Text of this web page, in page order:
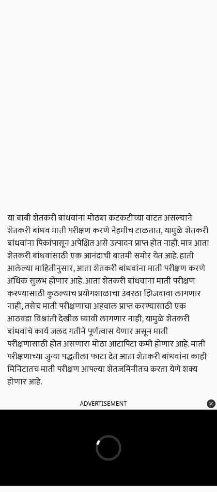
या बाबी शेतकरी बांधवांना मोठ्या कटकटीच्या वाटत असल्याने
शेतकरी बांधव माती परीक्षण करणे नेहमीच टाळतात, यामुळे शेतकरी
बांधवांना पिकांपासून अपेक्षित असे उत्पादन प्राप्त होत नाही. मात्र आता
शेतकरी बांधवांसाठी एक आनंदाची बातमी समोर येत आहे. हाती
आलेल्या माहितीनुसार, आता शेतकरी बांधवांना माती परीक्षण करणे
अधिक सुलभ होणार आहे. आता शेतकरी बांधवांना माती परीक्षण
करण्यासाठी कुठल्याच प्रयोगशाळाचा उंबरठा झिजवावा लागणार
नाही, तसेच माती परीक्षणाचा अहवाल प्राप्त करण्यासाठी एक
आठवडा विश्रांती देखील घ्यावी लागणार नाही, यामुळे शेतकरी
बांधवांचे कार्य जलद गतीने पूर्णत्वास येणार असून माती
परीक्षणासाठी होत असणारा मोठा आटापिटा कमी होणार आहे. माती
परीक्षणाच्या जुन्या पद्धतीला फाटा देत आता शेतकरी बांधवांना काही
मिनिटातच माती परीक्षण आपल्या शेतजमिनीतच करता येणे शक्य
होणार आहे.
ADVERTISEMENT